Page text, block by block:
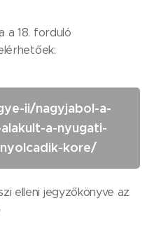
a 18. forduló
ii/nagyjabol-a-
a-nyugati-
kore/
elleni jegyzőkönyve az